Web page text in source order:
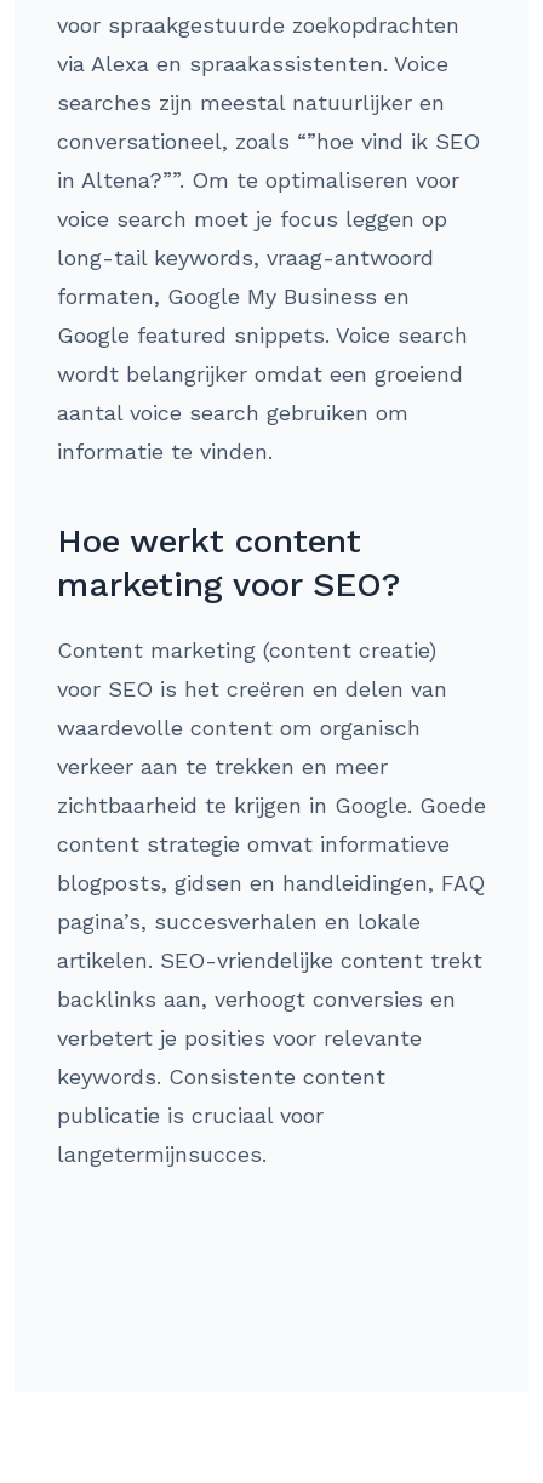
voor spraakgestuurde zoekopdrachten
via Alexa en spraakassistenten. Voice
searches zijn meestal natuurlijker en
conversationeel, zoals “”hoe vind ik SEO
in Altena?””. Om te optimaliseren voor
voice search moet je focus leggen op
long-tail keywords, vraag-antwoord
formaten, Google My Business en
Google featured snippets. Voice search
wordt belangrijker omdat een groeiend
aantal voice search gebruiken om
informatie te vinden.
Hoe werkt content
marketing voor SEO?
Content marketing (content creatie)
voor SEO is het creëren en delen van
waardevolle content om organisch
verkeer aan te trekken en meer
zichtbaarheid te krijgen in Google. Goede
content strategie omvat informatieve
blogposts, gidsen en handleidingen, FAQ
pagina’s, succesverhalen en lokale
artikelen. SEO-vriendelijke content trekt
backlinks aan, verhoogt conversies en
verbetert je posities voor relevante
keywords. Consistente content
publicatie is cruciaal voor
langetermijnsucces.